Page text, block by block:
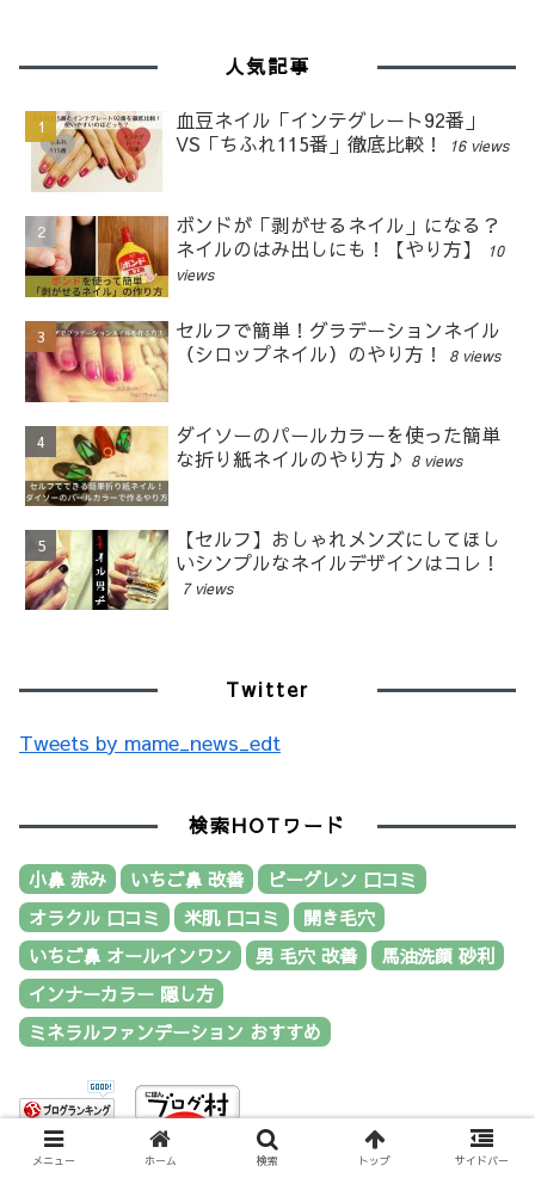
人気記事
血豆ネイル「インテグレート92番」
VS「ちふれ115番」徹底比較！
16 views
ボンドが「剥がせるネイル」になる？
ネイルのはみ出しにも！【やり方】
10
views
セルフで簡単！グラデーションネイル
（シロップネイル）のやり方！
8 views
ダイソーのパールカラーを使った簡単
な折り紙ネイルのやり方♪ 8 views
【セルフ】おしゃれメンズにしてほし
いシンプルなネイルデザインはコレ！
7 views
Twitter
Tweets by mame_news_edt
検索HOTワード
小鼻 赤み いちご鼻 改善
ビーグレン 口コミ
オラクル 口コミ
米肌 口コミ
開き毛穴
いちご鼻 オールインワン
男 毛穴 改善
馬油洗顔 砂利
インナーカラー 隠し方
ミネラルファンデーション おすすめ
メニュー ホーム 検索 トップ サイドバー